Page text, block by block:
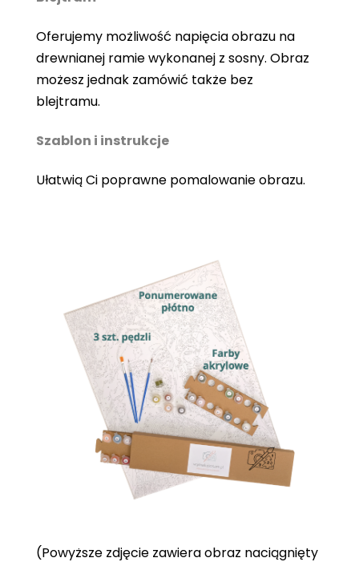
Oferujemy możliwość napięcia obrazu na
drewnianej ramie wykonanej z sosny. Obraz
możesz jednak zamówić także bez
blejtramu.
Szablon i instrukcje
Ułatwią Ci poprawne pomalowanie obrazu.
(Powyższe zdjęcie zawiera obraz naciągnięty